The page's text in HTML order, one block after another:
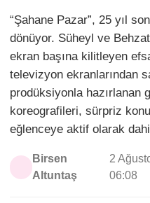
“Şahane Pazar”, 25 yıl
dönüyor. Süheyl ve
ekran başına kilitleyen
televizyon ekranlarından
prodüksiyonla hazırlanan
koreografileri, sürpriz
eğlenceye aktif olarak
Birsen
Altuntaş
2
06:08